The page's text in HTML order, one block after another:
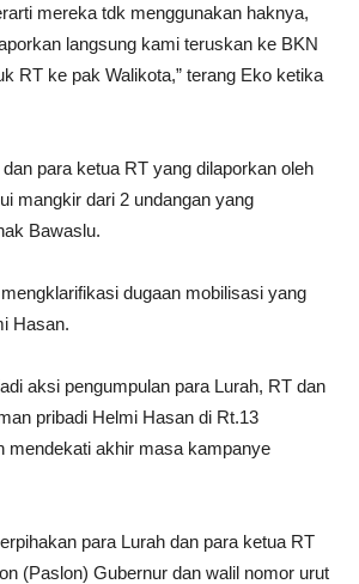
mereka tdk menggunakan haknya,
langsung kami teruskan ke BKN
RT ke pak Walikota,” terang Eko ketika
para ketua RT yang dilaporkan oleh
mangkir dari 2 undangan yang
Bawaslu.
dugaan mobilisasi yang
Hasan.
aksi pengumpulan para Lurah, RT dan
pribadi Helmi Hasan di Rt.13
mendekati akhir masa kampanye
para Lurah dan para ketua RT
(Paslon) Gubernur dan walil nomor urut